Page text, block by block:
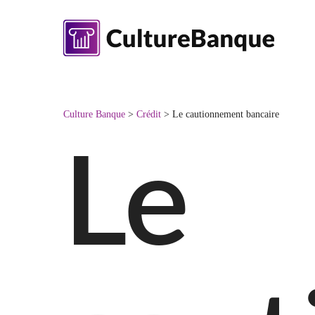
Culture Banque > Crédit > Le cautionnement bancaire
Le